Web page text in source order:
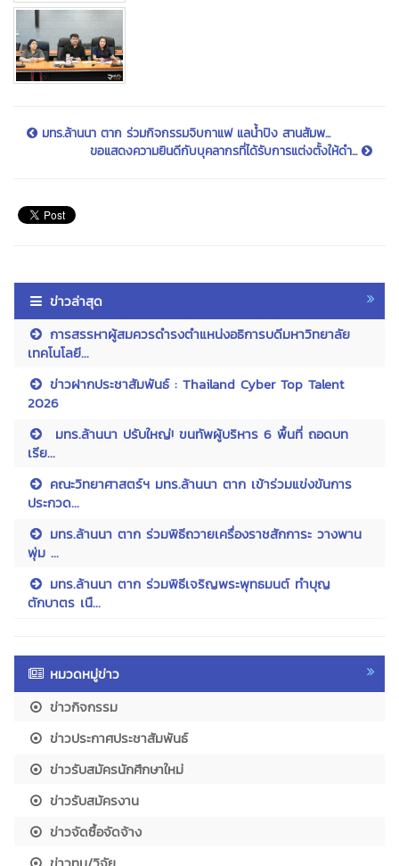
มทร.ล้านนา ตาก ร่วมกิจกรรมจิบกาแฟ แลน้ำปิง สานสัมพ...
ขอแสดงความยินดีกับบุคลากรที่ได้รับการแต่งตั้งให้ดำ...
ข่าวล่าสุด
การสรรหาผู้สมควรดำรงตำแหน่งอธิการบดีมหาวิทยาลัย
เทคโนโลยี...
ข่าวฝากประชาสัมพันธ์ : Thailand Cyber Top Talent
2026
มทร.ล้านนา ปรับใหญ่! ขนทัพผู้บริหาร 6 พื้นที่ ถอดบท
เรีย...
คณะวิทยาศาสตร์ฯ มทร.ล้านนา ตาก เข้าร่วมแข่งขันการ
ประกวด...
มทร.ล้านนา ตาก ร่วมพิธีถวายเครื่องราชสักการะ วางพาน
พุ่ม ...
มทร.ล้านนา ตาก ร่วมพิธีเจริญพระพุทธมนต์ ทำบุญ
ตักบาตร เนื...
หมวดหมู่ข่าว
ข่าวกิจกรรม
ข่าวประกาศประชาสัมพันธ์
ข่าวรับสมัครนักศึกษาใหม่
ข่าวรับสมัครงาน
ข่าวจัดซื้อจัดจ้าง